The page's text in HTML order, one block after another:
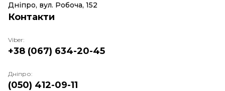
Дніпро, вул. Робоча, 152
Контакти
Viber:
+38 (067) 634-20-45
Дніпро:
(050) 412-09-11